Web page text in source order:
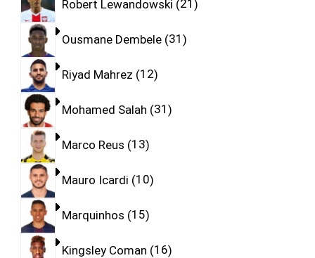
Robert Lewandowski 21
Ousmane Dembele 31
Riyad Mahrez 12
Mohamed Salah 31
Marco Reus 13
Mauro Icardi 10
Marquinhos 15
Kingsley Coman 16